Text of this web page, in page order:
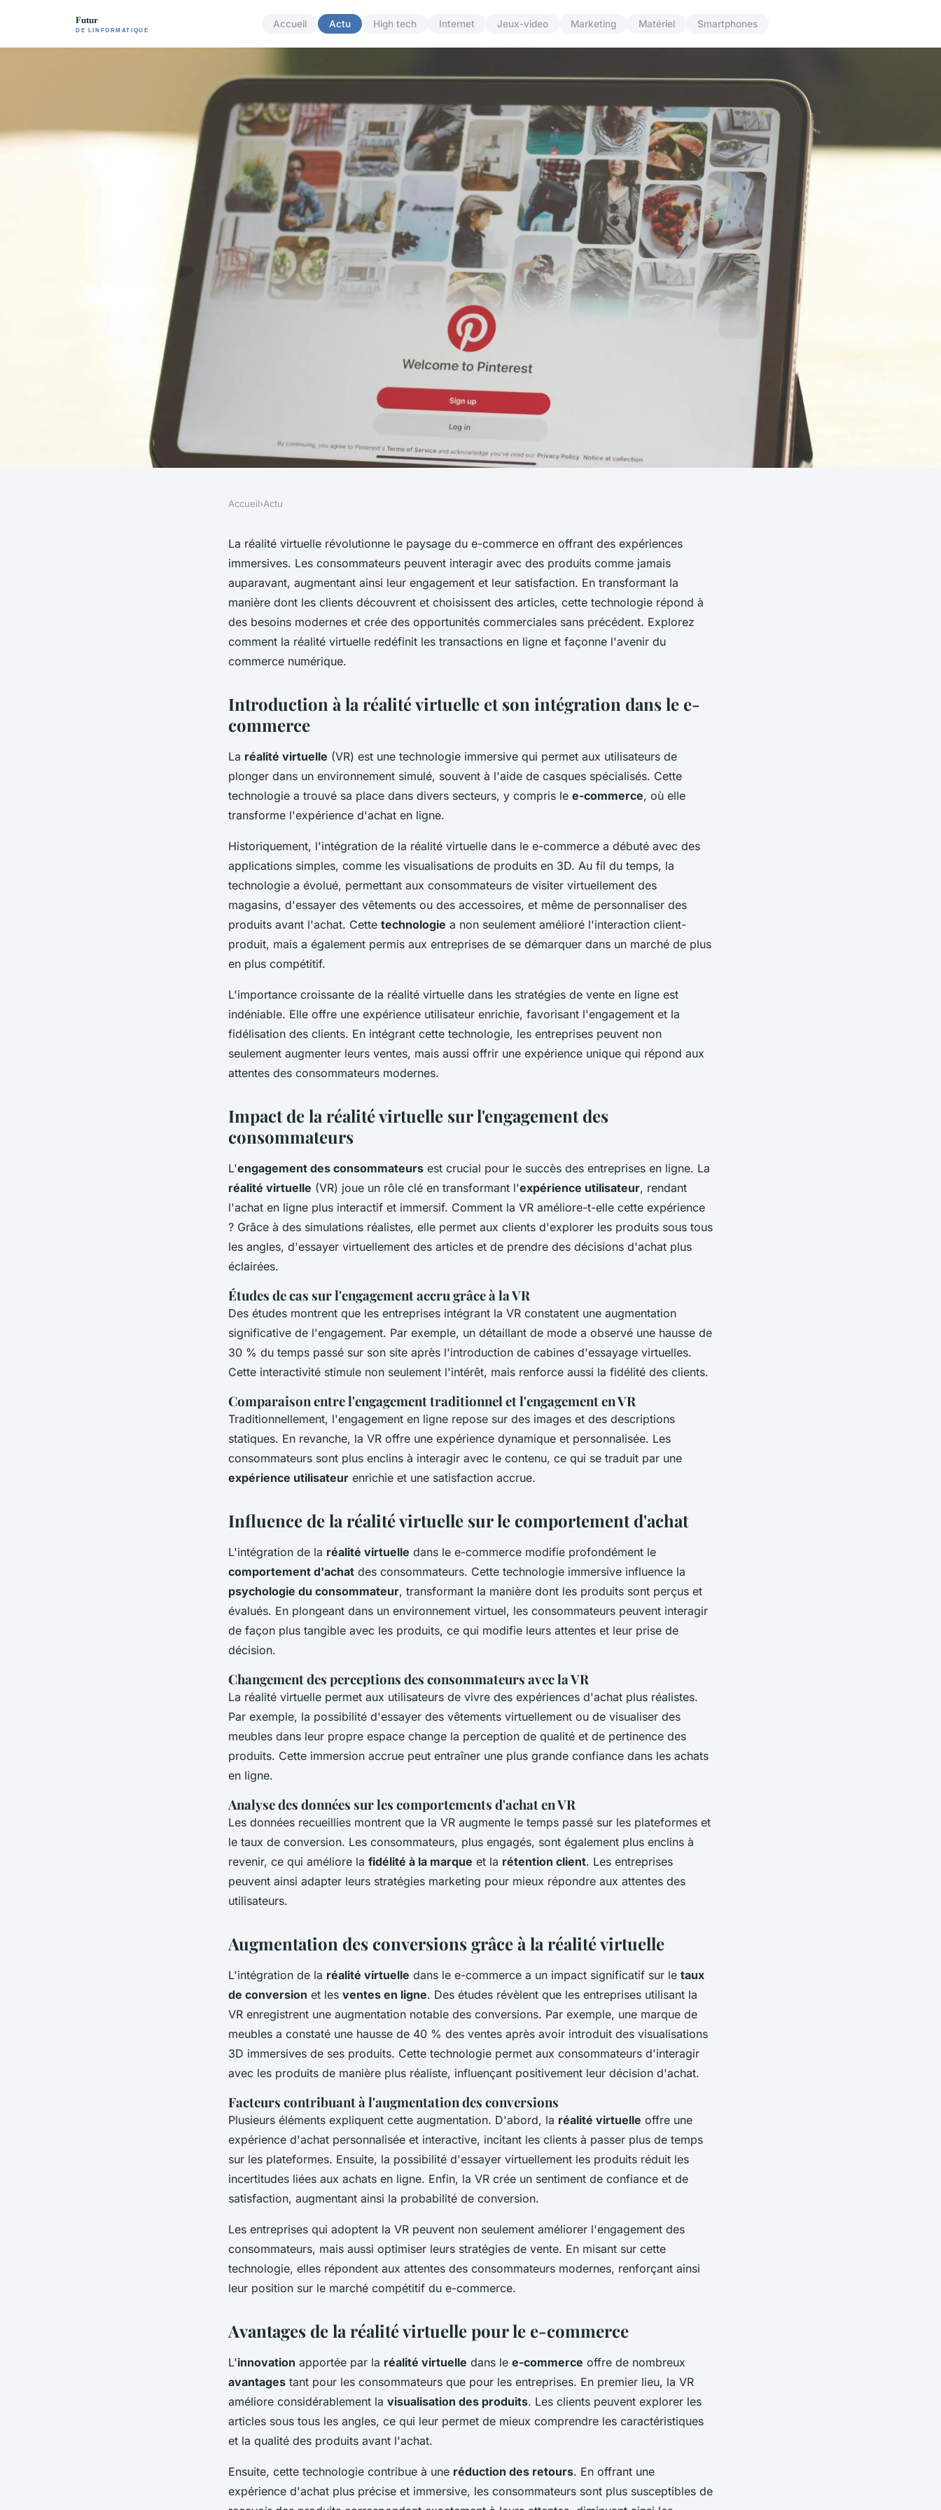
Accueil Actu High tech Internet Jeux-video Marketing Matériel Smartphones
L'Impact de la Réalité Virtuelle sur le
Accueil›Actu
La réalité virtuelle révolutionne le paysage du e-commerce en offrant des expériences
immersives. Les consommateurs peuvent interagir avec des produits comme jamais
auparavant, augmentant ainsi leur engagement et leur satisfaction. En transformant la
manière dont les clients découvrent et choisissent des articles, cette technologie répond à
des besoins modernes et crée des opportunités commerciales sans précédent. Explorez
comment la réalité virtuelle redéfinit les transactions en ligne et façonne l'avenir du
commerce numérique.
Introduction à la réalité virtuelle et son intégration dans le e-
commerce
La réalité virtuelle (VR) est une technologie immersive qui permet aux utilisateurs de
plonger dans un environnement simulé, souvent à l'aide de casques spécialisés. Cette
technologie a trouvé sa place dans divers secteurs, y compris le e-commerce, où elle
transforme l'expérience d'achat en ligne.
Historiquement, l'intégration de la réalité virtuelle dans le e-commerce a débuté avec des
applications simples, comme les visualisations de produits en 3D. Au fil du temps, la
technologie a évolué, permettant aux consommateurs de visiter virtuellement des
magasins, d'essayer des vêtements ou des accessoires, et même de personnaliser des
produits avant l'achat. Cette technologie a non seulement amélioré l'interaction client-
produit, mais a également permis aux entreprises de se démarquer dans un marché de plus
en plus compétitif.
L'importance croissante de la réalité virtuelle dans les stratégies de vente en ligne est
indéniable. Elle offre une expérience utilisateur enrichie, favorisant l'engagement et la
fidélisation des clients. En intégrant cette technologie, les entreprises peuvent non
seulement augmenter leurs ventes, mais aussi offrir une expérience unique qui répond aux
attentes des consommateurs modernes.
Impact de la réalité virtuelle sur l'engagement des
consommateurs
L'engagement des consommateurs est crucial pour le succès des entreprises en ligne. La
réalité virtuelle (VR) joue un rôle clé en transformant l'expérience utilisateur, rendant
l'achat en ligne plus interactif et immersif. Comment la VR améliore-t-elle cette expérience
? Grâce à des simulations réalistes, elle permet aux clients d'explorer les produits sous tous
les angles, d'essayer virtuellement des articles et de prendre des décisions d'achat plus
éclairées.
Études de cas sur l'engagement accru grâce à la VR
Des études montrent que les entreprises intégrant la VR constatent une augmentation
significative de l'engagement. Par exemple, un détaillant de mode a observé une hausse de
30 % du temps passé sur son site après l'introduction de cabines d'essayage virtuelles.
Cette interactivité stimule non seulement l'intérêt, mais renforce aussi la fidélité des clients.
Comparaison entre l'engagement traditionnel et l'engagement en VR
Traditionnellement, l'engagement en ligne repose sur des images et des descriptions
statiques. En revanche, la VR offre une expérience dynamique et personnalisée. Les
consommateurs sont plus enclins à interagir avec le contenu, ce qui se traduit par une
expérience utilisateur enrichie et une satisfaction accrue.
Influence de la réalité virtuelle sur le comportement d'achat
L'intégration de la réalité virtuelle dans le e-commerce modifie profondément le
comportement d'achat des consommateurs. Cette technologie immersive influence la
psychologie du consommateur, transformant la manière dont les produits sont perçus et
évalués. En plongeant dans un environnement virtuel, les consommateurs peuvent interagir
de façon plus tangible avec les produits, ce qui modifie leurs attentes et leur prise de
décision.
Changement des perceptions des consommateurs avec la VR
La réalité virtuelle permet aux utilisateurs de vivre des expériences d'achat plus réalistes.
Par exemple, la possibilité d'essayer des vêtements virtuellement ou de visualiser des
meubles dans leur propre espace change la perception de qualité et de pertinence des
produits. Cette immersion accrue peut entraîner une plus grande confiance dans les achats
en ligne.
Analyse des données sur les comportements d'achat en VR
Les données recueillies montrent que la VR augmente le temps passé sur les plateformes et
le taux de conversion. Les consommateurs, plus engagés, sont également plus enclins à
revenir, ce qui améliore la fidélité à la marque et la rétention client. Les entreprises
peuvent ainsi adapter leurs stratégies marketing pour mieux répondre aux attentes des
utilisateurs.
Augmentation des conversions grâce à la réalité virtuelle
L'intégration de la réalité virtuelle dans le e-commerce a un impact significatif sur le taux
de conversion et les ventes en ligne. Des études révèlent que les entreprises utilisant la
VR enregistrent une augmentation notable des conversions. Par exemple, une marque de
meubles a constaté une hausse de 40 % des ventes après avoir introduit des visualisations
3D immersives de ses produits. Cette technologie permet aux consommateurs d'interagir
avec les produits de manière plus réaliste, influençant positivement leur décision d'achat.
Facteurs contribuant à l'augmentation des conversions
Plusieurs éléments expliquent cette augmentation. D'abord, la réalité virtuelle offre une
expérience d'achat personnalisée et interactive, incitant les clients à passer plus de temps
sur les plateformes. Ensuite, la possibilité d'essayer virtuellement les produits réduit les
incertitudes liées aux achats en ligne. Enfin, la VR crée un sentiment de confiance et de
satisfaction, augmentant ainsi la probabilité de conversion.
Les entreprises qui adoptent la VR peuvent non seulement améliorer l'engagement des
consommateurs, mais aussi optimiser leurs stratégies de vente. En misant sur cette
technologie, elles répondent aux attentes des consommateurs modernes, renforçant ainsi
leur position sur le marché compétitif du e-commerce.
Avantages de la réalité virtuelle pour le e-commerce
L'innovation apportée par la réalité virtuelle dans le e-commerce offre de nombreux
avantages tant pour les consommateurs que pour les entreprises. En premier lieu, la VR
améliore considérablement la visualisation des produits. Les clients peuvent explorer les
articles sous tous les angles, ce qui leur permet de mieux comprendre les caractéristiques
et la qualité des produits avant l'achat.
Ensuite, cette technologie contribue à une réduction des retours. En offrant une
expérience d'achat plus précise et immersive, les consommateurs sont plus susceptibles de